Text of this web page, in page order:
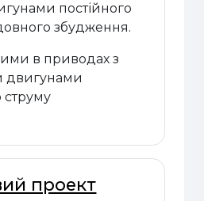
постійного
збудження.
в приводах з
двигунами
струму
проект